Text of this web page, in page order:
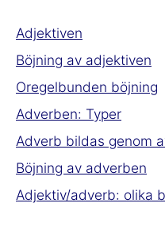
Adjektiven
Böjning av adjektiven
Oregelbunden böjning
Adverben: Typer
Adverb bildas genom
Böjning av adverben
Adjektiv/adverb: olika